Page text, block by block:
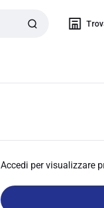
Accedi per visualizzare